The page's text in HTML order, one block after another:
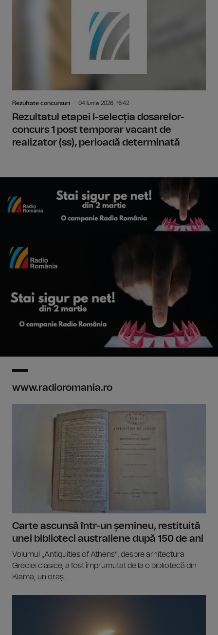
Rezultate concursuri 04 Iunie 2026, 16:42
Rezultatul etapei I-selecția dosarelor-
concurs 1 post temporar vacant de
realizator (ss), perioadă determinată
www.radioromania.ro
Carte ascunsă într-un șemineu, restituită
unei biblioteci australiene după 150 de ani
Volumul „Antiquities of Athens”, despre arhitectura
Greciei clasice, a fost împrumutat de la o bibliotecă din
Kiama, un oraș...